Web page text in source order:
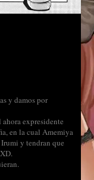
y damos por
expresidente
en la cual Amemiya
y tendran que